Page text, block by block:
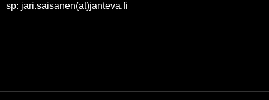
sp: jari.saisanen(at)janteva.fi